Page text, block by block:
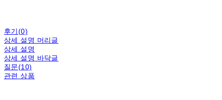
후기(0)
상세 설명 머리글
상세 설명
상세 설명 바닥글
질문(10)
관련 상품